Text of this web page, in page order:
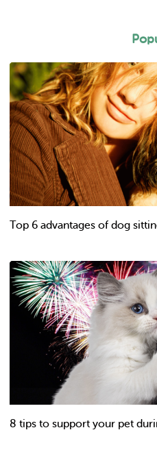
Top 6 advantages of dog
8 tips to support your pet